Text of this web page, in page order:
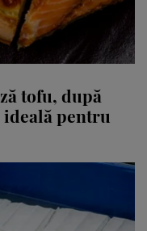
tofu, după
pentru